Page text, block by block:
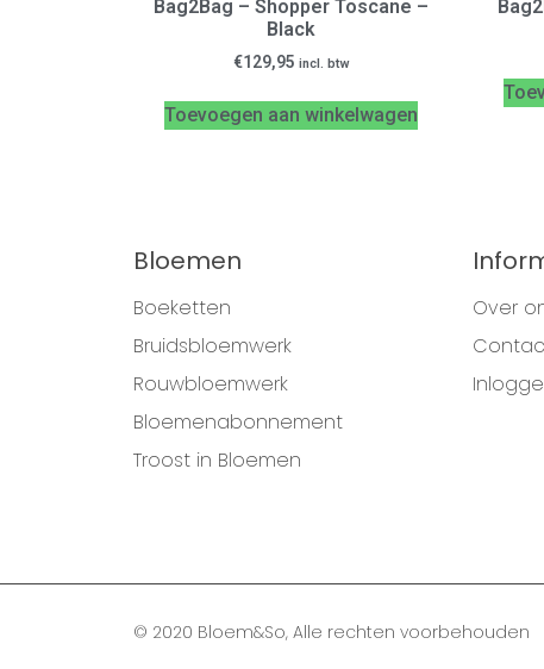
Bag2Bag – Shopper Toscane –
Black
€129,95 incl. btw
Toevoegen aan winkelwagen
Bloemen
Boeketten
Bruidsbloemwerk
Rouwbloemwerk
Bloemenabonnement
Troost in Bloemen
Over
© 2020 Bloem&So, Alle rechten voorbehouden